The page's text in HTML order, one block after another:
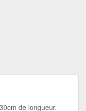
de longueur.